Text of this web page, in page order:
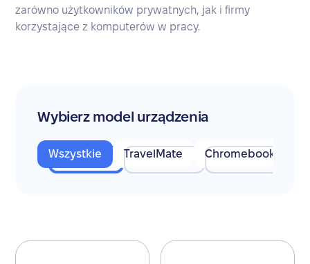
zarówno użytkowników prywatnych, jak i firmy
korzystające z komputerów w pracy.
Wybierz model urządzenia
Wszystkie TravelMate Chromebook